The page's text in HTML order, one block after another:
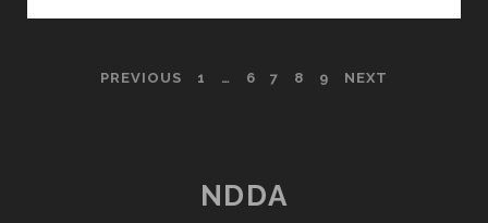
POSTS
PREVIOUS 1 … 6 7 8 9 NEXT
NDDA